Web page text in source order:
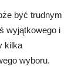
być trudnym
wyjątkowego i
kilka
wyboru.